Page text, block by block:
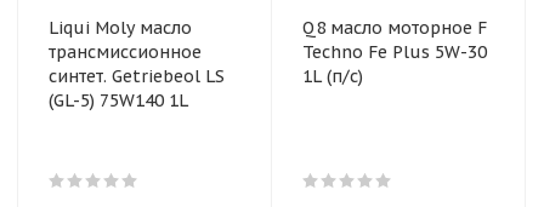
Liqui Moly масло
трансмиссионное
синтет. Getriebeol LS
(GL-5) 75W140 1L
Q8 масло моторное F
Techno Fe Plus 5W-30
1L (п/с)